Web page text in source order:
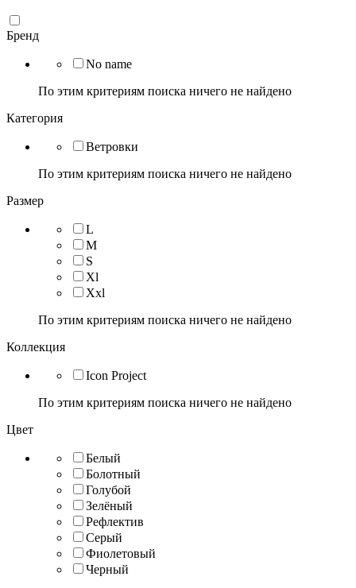
Бренд
No name
По этим критериям поиска ничего не найдено
Категория
Ветровки
По этим критериям поиска ничего не найдено
Размер
L
M
S
Xl
Xxl
По этим критериям поиска ничего не найдено
Коллекция
Icon Project
По этим критериям поиска ничего не найдено
Цвет
Белый
Болотный
Голубой
Зелёный
Рефлектив
Серый
Фиолетовый
Черный